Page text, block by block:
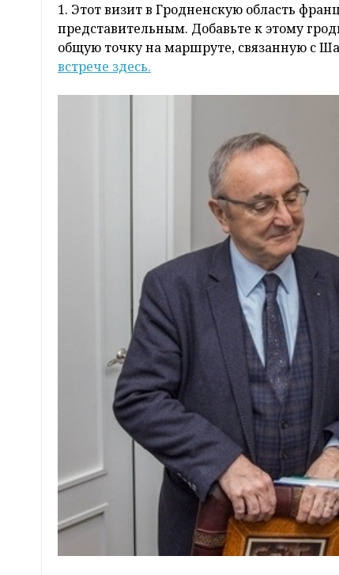
1. Этот визит в Гродненскую область
представительным. Добавьте к этому
общую точку на маршруте, связанную с
встрече здесь.